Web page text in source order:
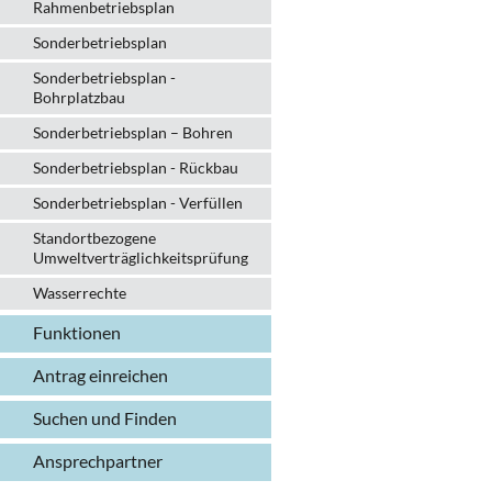
Rahmenbetriebsplan
Sonderbetriebsplan
Sonderbetriebsplan -
Bohrplatzbau
Sonderbetriebsplan – Bohren
Sonderbetriebsplan - Rückbau
Sonderbetriebsplan - Verfüllen
Standortbezogene
Umweltverträglichkeitsprüfung
Wasserrechte
Funktionen
Antrag einreichen
Suchen und Finden
Ansprechpartner